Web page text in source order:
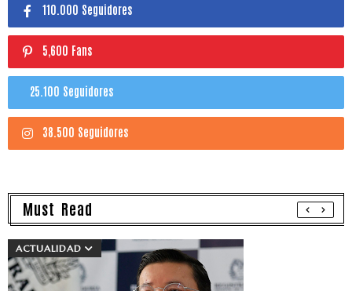
110.000 Seguidores
5,600 Fans
25.100 Seguidores
38.500 Seguidores
Must Read
ACTUALIDAD